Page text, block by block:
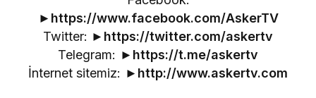
► https://www.facebook.com/AskerTV
Twitter: ► https://twitter.com/askertv
Telegram: ► https://t.me/askertv
İnternet sitemiz: ► http://www.askertv.com